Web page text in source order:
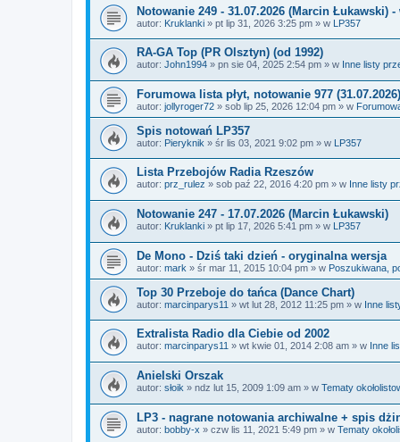
Notowanie 249 - 31.07.2026 (Marcin Łukawski)
autor: Kruklanki » pt lip 31, 2026 3:25 pm » w LP357
RA-GA Top (PR Olsztyn) (od 1992)
autor: John1994 » pn sie 04, 2025 2:54 pm » w Inne listy
Forumowa lista płyt, notowanie 977 (31.07.2026)
autor: jollyroger72 » sob lip 25, 2026 12:04 pm » w
Spis notowań LP357
autor: Pieryknik » śr lis 03, 2021 9:02 pm » w LP357
Lista Przebojów Radia Rzeszów
autor: prz_rulez » sob paź 22, 2016 4:20 pm » w Inne listy
Notowanie 247 - 17.07.2026 (Marcin Łukawski)
autor: Kruklanki » pt lip 17, 2026 5:41 pm » w LP357
De Mono - Dziś taki dzień - oryginalna wersja
autor: mark » śr mar 11, 2015 10:04 pm » w Poszukiwana,
Top 30 Przeboje do tańca (Dance Chart)
autor: marcinparys11 » wt lut 28, 2012 11:25 pm » w Inne
Extralista Radio dla Ciebie od 2002
autor: marcinparys11 » wt kwie 01, 2014 2:08 am » w Inne
Anielski Orszak
autor: słoik » ndz lut 15, 2009 1:09 am » w Tematy
LP3 - nagrane notowania archiwalne + spis
autor: bobby-x » czw lis 11, 2021 5:49 pm » w Tematy